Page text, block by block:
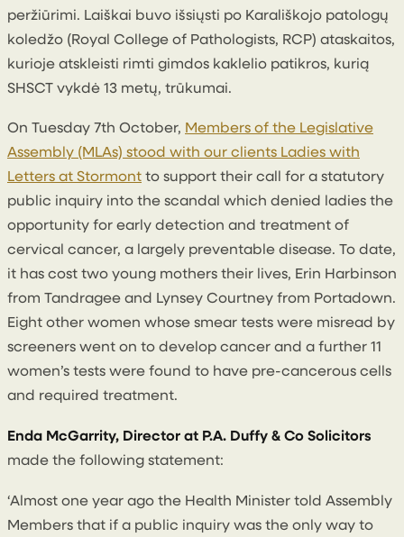
peržiūrimi. Laiškai buvo išsiųsti po Karališkojo patologų
koledžo (Royal College of Pathologists, RCP) ataskaitos,
kurioje atskleisti rimti gimdos kaklelio patikros, kurią
SHSCT vykdė 13 metų, trūkumai.
On Tuesday 7th October, Members of the Legislative
Assembly (MLAs) stood with our clients Ladies with
Letters at Stormont to support their call for a statutory
public inquiry into the scandal which denied ladies the
opportunity for early detection and treatment of
cervical cancer, a largely preventable disease. To date,
it has cost two young mothers their lives, Erin Harbinson
from Tandragee and Lynsey Courtney from Portadown.
Eight other women whose smear tests were misread by
screeners went on to develop cancer and a further 11
women’s tests were found to have pre-cancerous cells
and required treatment.
Enda McGarrity, Director at P.A. Duffy & Co Solicitors
made the following statement:
‘Almost one year ago the Health Minister told Assembly
Members that if a public inquiry was the only way to